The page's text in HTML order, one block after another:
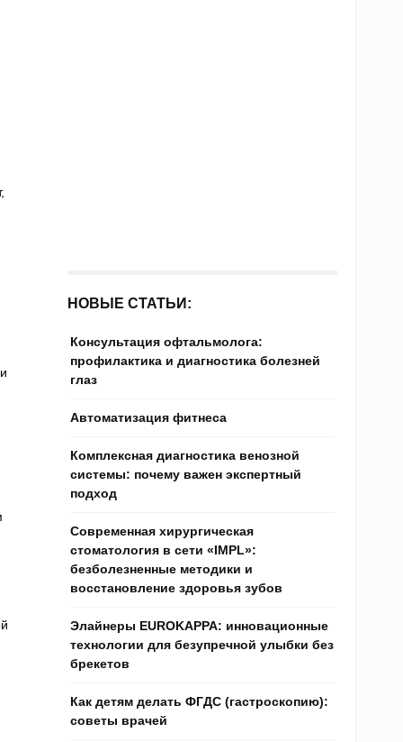
НОВЫЕ СТАТЬИ:
Консультация офтальмолога:
профилактика и диагностика болезней
глаз
Автоматизация фитнеса
Комплексная диагностика венозной
системы: почему важен экспертный
подход
Современная хирургическая
стоматология в сети «IMPL»:
безболезненные методики и
восстановление здоровья зубов
Элайнеры EUROKAPPA: инновационные
технологии для безупречной улыбки без
брекетов
Как детям делать ФГДС (гастроскопию):
советы врачей